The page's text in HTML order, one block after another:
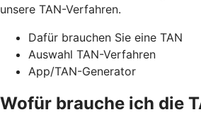
unsere TAN-Verfahren.
Dafür brauchen Sie eine TAN
Auswahl TAN-Verfahren
App/TAN-Generator
Wofür brauche ich die